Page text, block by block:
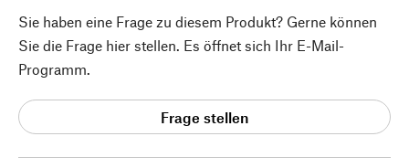
Sie haben eine Frage zu diesem Produkt? Gerne können
Sie die Frage hier stellen. Es öffnet sich Ihr E-Mail-
Programm.
Frage stellen